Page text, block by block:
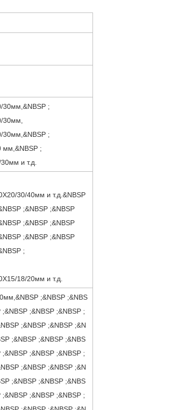
30мм,&NBSP ;
30мм,
30мм,&NBSP ;
мм,&NBSP ;
и т.д.
30/40мм и т.д.&NBSP
;&NBSP ;&NBSP
;&NBSP ;&NBSP
;&NBSP ;&NBSP
;
18/20мм и т.д.
;&NBSP ;&NBS
;&NBSP ;&NBSP ;
;&NBSP ;&NBSP ;&N
;&NBSP ;&NBSP ;&NBS
;&NBSP ;&NBSP ;
;&NBSP ;&NBSP ;&N
;&NBSP ;&NBSP ;&NBS
;&NBSP ;&NBSP ;